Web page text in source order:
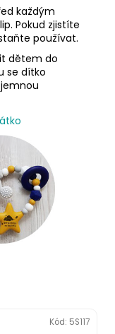
každým
Pokud zjistíte
používat.
dětem do
se dítko
Kód: 5S117